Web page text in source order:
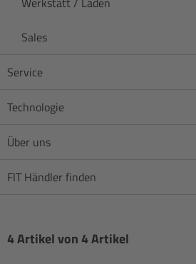
Sales
Service
Technologie
Über uns
FIT Händler finden
4 Artikel von 4 Artikel